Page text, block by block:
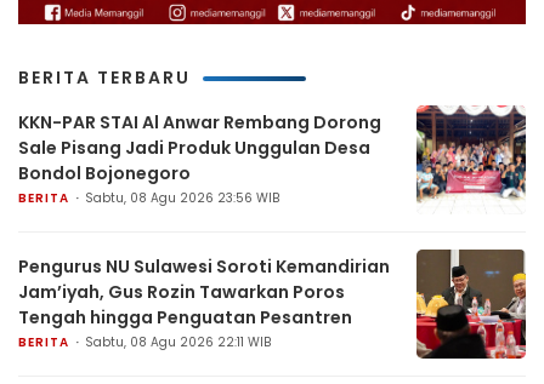
BERITA TERBARU
KKN-PAR STAI Al Anwar Rembang Dorong
Sale Pisang Jadi Produk Unggulan Desa
Bondol Bojonegoro
BERITA Sabtu, 08 Agu 2026 23:56 WIB
Pengurus NU Sulawesi Soroti Kemandirian
Jam’iyah, Gus Rozin Tawarkan Poros
Tengah hingga Penguatan Pesantren
BERITA Sabtu, 08 Agu 2026 22:11 WIB